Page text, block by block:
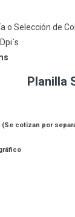
o Selección de
Planilla
cotizan por